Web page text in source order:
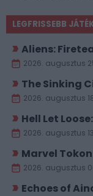
LEGFRISSEBB
Aliens:
2026. augusztus
The Sinking
2026. augusztus
Hell Let
2026. augusztus
Marvel
2026. augusztus
Echoes of